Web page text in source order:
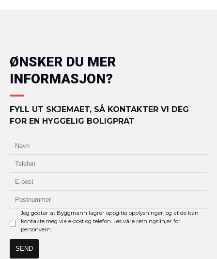
ØNSKER DU MER
INFORMASJON?
FYLL UT SKJEMAET, SÅ KONTAKTER VI DEG
FOR EN HYGGELIG BOLIGPRAT
Jeg godtar at Byggmann lagrer oppgitte opplysninger, og at de kan
kontakte meg via e-post og telefon. Les våre retningslinjer for
personvern.